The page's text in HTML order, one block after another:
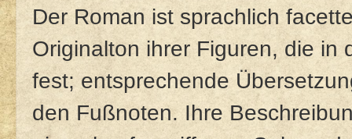
Der Roman ist sprachlich
Originalton ihrer Figuren, die in
fest; entsprechende
den Fußnoten. Ihre